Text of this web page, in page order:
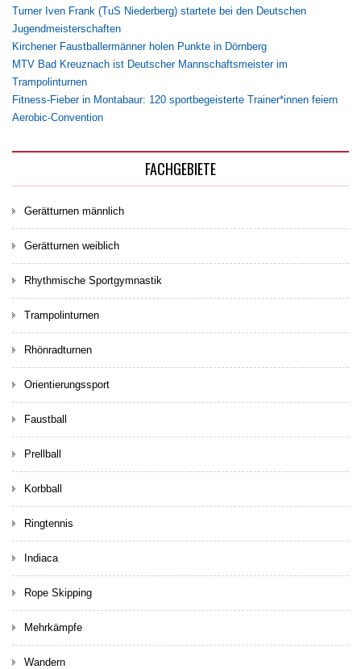
Turner Iven Frank (TuS Niederberg) startete bei den Deutschen
Jugendmeisterschaften
Kirchener Faustballermänner holen Punkte in Dörnberg
MTV Bad Kreuznach ist Deutscher Mannschaftsmeister im
Trampolinturnen
Fitness-Fieber in Montabaur: 120 sportbegeisterte Trainer*innen feiern
Aerobic-Convention
FACHGEBIETE
Gerätturnen männlich
Gerätturnen weiblich
Rhythmische Sportgymnastik
Trampolinturnen
Rhönradturnen
Orientierungssport
Faustball
Prellball
Korbball
Ringtennis
Indiaca
Rope Skipping
Mehrkämpfe
Wandern